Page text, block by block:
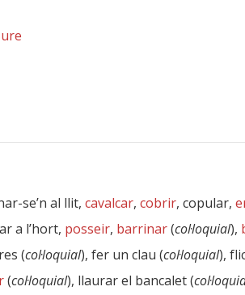
se’n al llit, cavalcar, cobrir, copular,
a l’hort, posseir, barrinar(col·loquial),
(col·loquial), fer un clau (col·loquial),
(col·loquial), llaurar el bancalet (